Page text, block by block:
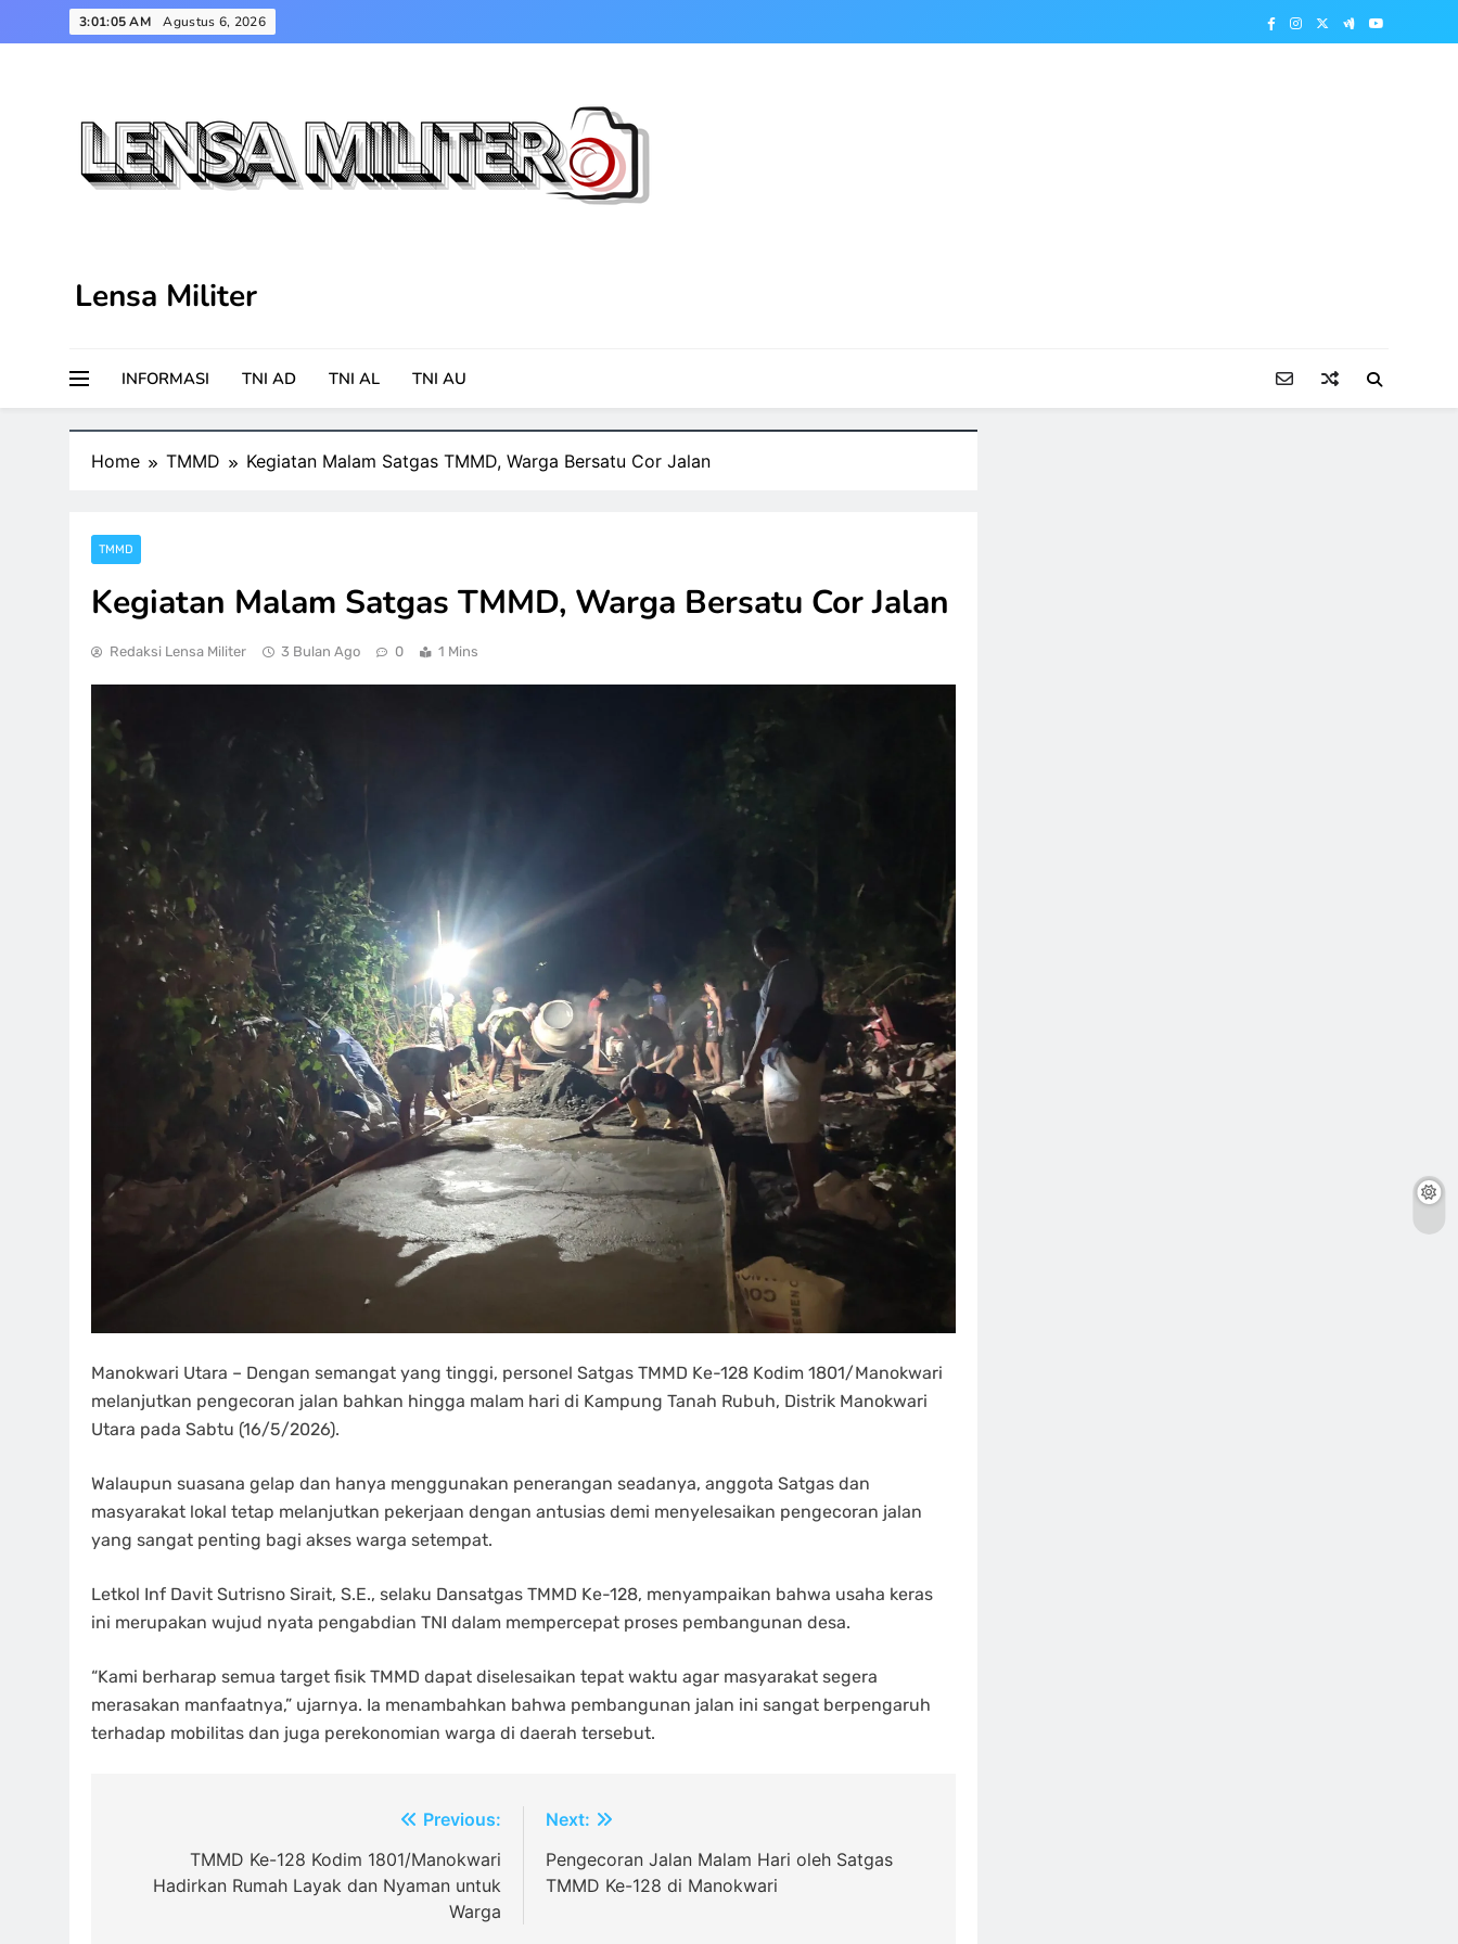
to
3:01:05 AM Agustus 6, 2026
Lensa Militer
INFORMASI TNI AD TNI AL TNI AU
Home TMMD Kegiatan Malam Satgas TMMD, Warga Bersatu Cor Jalan
TMMD
Kegiatan Malam Satgas TMMD, Warga Bersatu Cor Jalan
Redaksi Lensa Militer 3 Bulan Ago 0 1 Mins
Manokwari Utara – Dengan semangat yang tinggi, personel Satgas TMMD Ke-128 Kodim 1801/Manokwari
melanjutkan pengecoran jalan bahkan hingga malam hari di Kampung Tanah Rubuh, Distrik Manokwari
Utara pada Sabtu (16/5/2026).
Walaupun suasana gelap dan hanya menggunakan penerangan seadanya, anggota Satgas dan
masyarakat lokal tetap melanjutkan pekerjaan dengan antusias demi menyelesaikan pengecoran jalan
yang sangat penting bagi akses warga setempat.
Letkol Inf Davit Sutrisno Sirait, S.E., selaku Dansatgas TMMD Ke-128, menyampaikan bahwa usaha keras
ini merupakan wujud nyata pengabdian TNI dalam mempercepat proses pembangunan desa.
“Kami berharap semua target fisik TMMD dapat diselesaikan tepat waktu agar masyarakat segera
merasakan manfaatnya,” ujarnya. Ia menambahkan bahwa pembangunan jalan ini sangat berpengaruh
terhadap mobilitas dan juga perekonomian warga di daerah tersebut.
Previous:
TMMD Ke-128 Kodim 1801/Manokwari
Hadirkan Rumah Layak dan Nyaman untuk
Warga
Next:
Pengecoran Jalan Malam Hari oleh Satgas
TMMD Ke-128 di Manokwari